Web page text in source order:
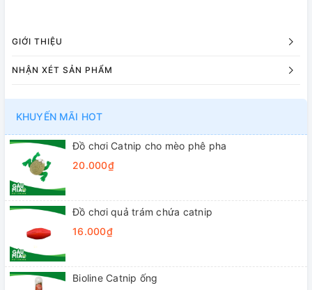
GIỚI THIỆU
NHẬN XÉT SẢN PHẨM
KHUYẾN MÃI HOT
Đồ chơi Catnip cho mèo phê pha
20.000₫
Đồ chơi quả trám chứa catnip
16.000₫
Bioline Catnip ống